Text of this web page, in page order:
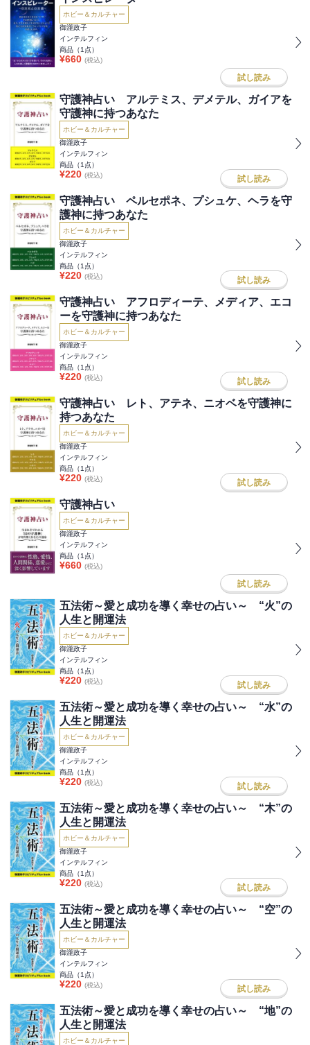
ホビー＆カルチャー
御瀧政子
インテルフィン
商品（1 点）
¥660 (税込)
試し読み
守護神占い アルテミス、デメテル、ガイアを
守護神に持つあなた
ホビー＆カルチャー
御瀧政子
インテルフィン
商品（1 点）
¥220 (税込) 試し読み
守護神占い ペルセポネ、プシュケ、ヘラを守
護神に持つあなた
ホビー＆カルチャー
御瀧政子
インテルフィン
商品（1 点）
¥220 (税込) 試し読み
守護神占い アフロディーテ、メディア、エコ
ーを守護神に持つあなた
ホビー＆カルチャー
御瀧政子
インテルフィン
商品（1 点）
¥220 (税込) 試し読み
守護神占い レト、アテネ、ニオベを守護神に
持つあなた
ホビー＆カルチャー
御瀧政子
インテルフィン
商品（1 点）
¥220 (税込) 試し読み
守護神占い
ホビー＆カルチャー
御瀧政子
インテルフィン
商品（1 点）
¥660 (税込)
試し読み
五法術～愛と成功を導く幸せの占い～ “火”の
人生と開運法
ホビー＆カルチャー
御瀧政子
インテルフィン
商品（1 点）
¥220 (税込) 試し読み
五法術～愛と成功を導く幸せの占い～ “水”の
人生と開運法
ホビー＆カルチャー
御瀧政子
インテルフィン
商品（1 点）
¥220 (税込) 試し読み
五法術～愛と成功を導く幸せの占い～ “木”の
人生と開運法
ホビー＆カルチャー
御瀧政子
インテルフィン
商品（1 点）
¥220 (税込) 試し読み
五法術～愛と成功を導く幸せの占い～ “空”の
人生と開運法
ホビー＆カルチャー
御瀧政子
インテルフィン
商品（1 点）
¥220 (税込) 試し読み
五法術～愛と成功を導く幸せの占い～ “地”の
人生と開運法
ホビー＆カルチャー